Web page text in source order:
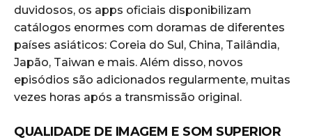
duvidosos, os apps oficiais disponibilizam
catálogos enormes com doramas de diferentes
países asiáticos: Coreia do Sul, China, Tailândia,
Japão, Taiwan e mais. Além disso, novos
episódios são adicionados regularmente, muitas
vezes horas após a transmissão original.
QUALIDADE DE IMAGEM E SOM SUPERIOR